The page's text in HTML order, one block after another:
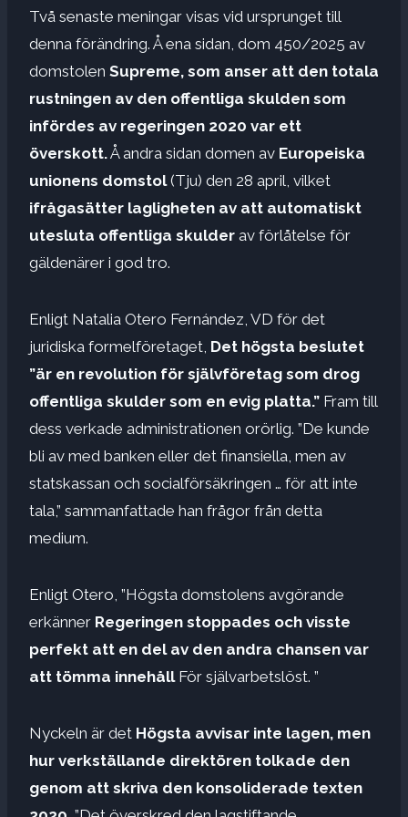
Två senaste meningar visas vid ursprunget till
denna förändring. Å ena sidan, dom 450/2025 av
domstolen Supreme, som anser att den totala
rustningen av den offentliga skulden som
infördes av regeringen 2020 var ett
överskott.Å andra sidan domen av Europeiska
unionens domstol(Tju) den 28 april, vilket
ifrågasätter lagligheten av att automatiskt
utesluta offentliga skulder av förlåtelse för
gäldenärer i god tro.
Enligt Natalia Otero Fernández, VD för det
juridiska formelföretaget, Det högsta beslutet
”är en revolution för självföretag som drog
offentliga skulder som en evig platta.” Fram till
dess verkade administrationen orörlig. ”De kunde
bli av med banken eller det finansiella, men av
statskassan och socialförsäkringen … för att inte
tala,” sammanfattade han frågor från detta
medium.
Enligt Otero, ”Högsta domstolens avgörande
erkänner Regeringen stoppades och visste
perfekt att en del av den andra chansen var
att tömma innehållFör självarbetslöst. ”
Nyckeln är det Högsta avvisar inte lagen, men
hur verkställande direktören tolkade den
genom att skriva den konsoliderade texten